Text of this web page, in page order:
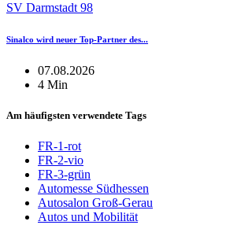
SV Darmstadt 98
Sinalco wird neuer Top-Partner des...
07.08.2026
4 Min
Am häufigsten verwendete Tags
FR-1-rot
FR-2-vio
FR-3-grün
Automesse Südhessen
Autosalon Groß-Gerau
Autos und Mobilität